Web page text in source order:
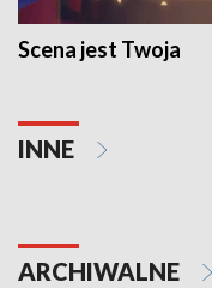
Scena jest Twoja
INNE
ARCHIWALNE